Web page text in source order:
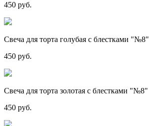
450 руб.
Свеча для торта голубая с блестками "№8"
450 руб.
Свеча для торта золотая с блестками "№8"
450 руб.